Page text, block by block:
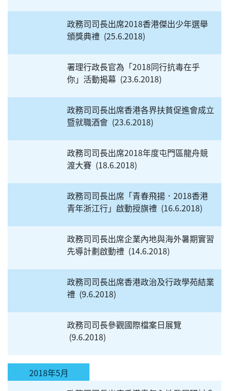
政務司司長出席2018香港傑出少年選舉
頒獎典禮 25.6.2018
署理行政長官為「2018同行抗毒在乎
你」活動揭幕 23.6.2018
政務司司長出席香港各界扶貧促進會成立
暨就職酒會 23.6.2018
政務司司長出席2018年度屯門區龍舟競
渡大賽 18.6.2018
政務司司長出席「青春飛揚．2018香港
青年浙江行」啟動授旗禮 16.6.2018
政務司司長出席企業內地與海外暑期實習
先導計劃啟動禮 14.6.2018
政務司司長出席香港政治及行政學苑結業
禮 9.6.2018
政務司司長參觀國際檔案日展覽
9.6.2018
2018年5月